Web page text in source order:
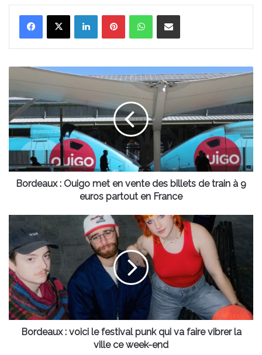
LinkedinPinterestWhatsAppPartager par email
Bordeaux
Ouigo
met
en
de
train
partout
France
Bordeaux : Ouigo met en vente des billets de train à 9
euros partout en France
:
voici
le
festival
punk
qui
va
faire
vibrerBordeaux : voici le festival punk qui va faire vibrer la
ville ce week-end